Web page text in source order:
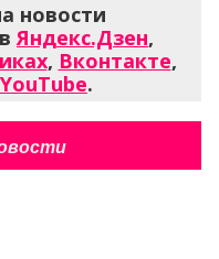
новости
Яндекс.Дзен,
, Вконтакте,
YouTube.